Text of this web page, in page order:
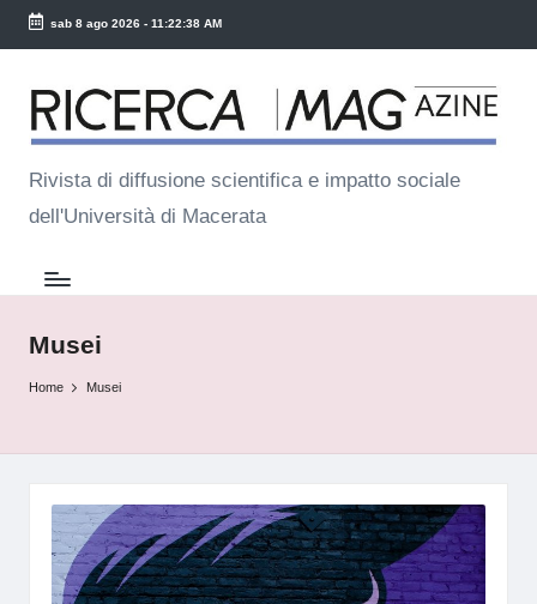
Skip
content
sab 8 ago 2026- 11:22:38 AM
R
ic
e
r
c
a
M
a
Rivista di diffusione scientifica e impatto sociale
dell'Università di Macerata
Musei
Home Musei